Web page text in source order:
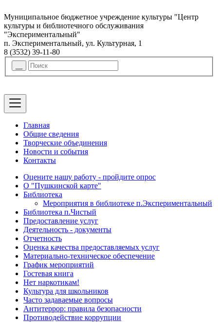
Муниципальное бюджетное учреждение культуры "Центр
культуры и библиотечного обслуживания
"Экспериментальный"
п. Экспериментальный, ул. Культурная, 1
8 (3532) 39-11-80
Главная
Общие сведения
Творческие объединения
Новости и события
Контакты
Оцените нашу работу - пройдите опрос
О "Пушкинской карте"
Библиотека
Мероприятия в библиотеке п.Экспериментальный
Библиотека п.Чистый
Предоставление услуг
Деятельность - документы
Отчетность
Оценка качества предоставляемых услуг
Материально-техническое обеспечение
График мероприятий
Гостевая книга
Нет наркотикам!
Культура для школьников
Часто задаваемые вопросы
Антитеррор: правила безопасности
Противодействие коррупции